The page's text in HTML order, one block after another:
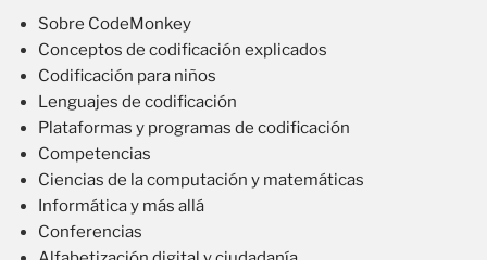
Sobre CodeMonkey
Conceptos de codificación explicados
Codificación para niños
Lenguajes de codificación
Plataformas y programas de codificación
Competencias
Ciencias de la computación y matemáticas
Informática y más allá
Conferencias